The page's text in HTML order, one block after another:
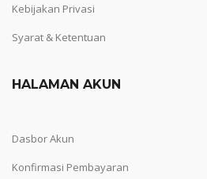
Kebijakan Privasi
Syarat & Ketentuan
HALAMAN AKUN
Dasbor Akun
Konfirmasi Pembayaran